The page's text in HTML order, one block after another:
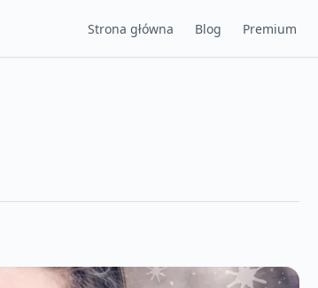
Strona główna Blog Premium